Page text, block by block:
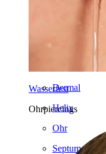
Wasserfest
Ohrpiercings
Bauchnabel
Brustwarzen
Dermal
Helix
Ohr
Septum